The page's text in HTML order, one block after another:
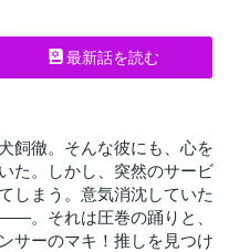
最新話を読む
飼徹。そんな彼にも、心を
た。しかし、突然のサービ
しまう。意気消沈していた
。それは圧巻の踊りと、
サーのマキ！推しを見つけ